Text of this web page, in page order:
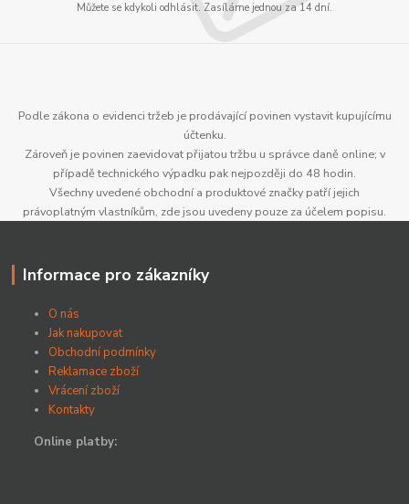
Můžete se kdykoli odhlásit. Zasíláme jednou za 14 dní.
Podle zákona o evidenci tržeb je prodávající povinen vystavit kupujícímu
účtenku.
Zároveň je povinen zaevidovat přijatou tržbu u správce daně online; v
případě technického výpadku pak nejpozději do 48 hodin.
Všechny uvedené obchodní a produktové značky patří jejich
právoplatným vlastníkům, zde jsou uvedeny pouze za účelem popisu.
Informace pro zákazníky
O nás
Jak nakupovat
Obchodní podmínky
Reklamace zboží
Vrácení zboží
Kontakty
Online platby: